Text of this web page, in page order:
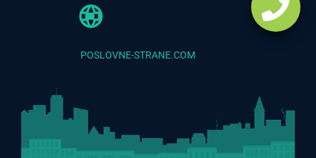
POSLOVNE-STRANE.COM